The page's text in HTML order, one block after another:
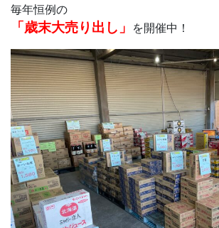
毎年恒例の
「歳末大売り出し」 を開催中！